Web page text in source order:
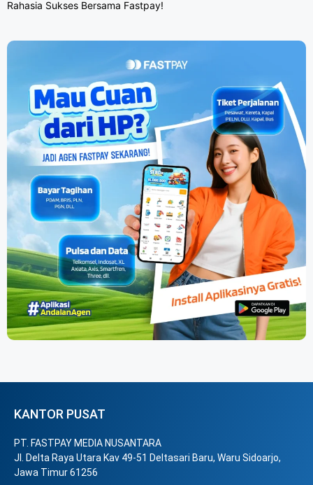
Rahasia Sukses Bersama Fastpay!
KANTOR PUSAT
PT. FASTPAY MEDIA NUSANTARA
Jl. Delta Raya Utara Kav 49-51 Deltasari Baru, Waru Sidoarjo,
Jawa Timur 61256